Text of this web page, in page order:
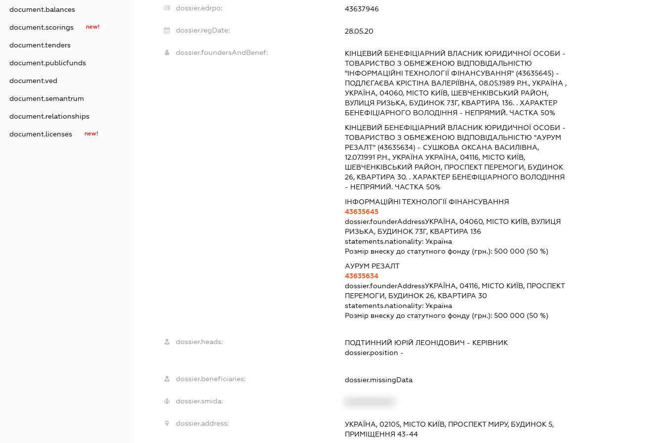
document.balances
document.scorings new!
document.tenders
document.publicfunds
document.ved
document.semantrum
document.relationships
document.licenses new!
dossier.edrpo: 43637946
dossier.regDate: 28.05.20
dossier.foundersAndBenef:
КІНЦЕВИЙ БЕНЕФІЦІАРНИЙ ВЛАСНИК ЮРИДИЧНОЇ ОСОБИ -
ТОВАРИСТВО З ОБМЕЖЕНОЮ ВІДПОВІДАЛЬНІСТЮ
"ІНФОРМАЦІЙНІ ТЕХНОЛОГІЇ ФІНАНСУВАННЯ" (43635645) -
ПОДЛЄГАЄВА КРІСТІНА ВАЛЕРІЇВНА, 08.05.1989 Р.Н., УКРАЇНА ,
УКРАЇНА, 04060, МІСТО КИЇВ, ШЕВЧЕНКІВСЬКИЙ РАЙОН,
ВУЛИЦЯ РИЗЬКА, БУДИНОК 73Г, КВАРТИРА 136. . ХАРАКТЕР
БЕНЕФІЦІАРНОГО ВОЛОДІННЯ - НЕПРЯМИЙ. ЧАСТКА 50%
КІНЦЕВИЙ БЕНЕФІЦІАРНИЙ ВЛАСНИК ЮРИДИЧНОЇ ОСОБИ -
ТОВАРИСТВО З ОБМЕЖЕНОЮ ВІДПОВІДАЛЬНІСТЮ "АУРУМ
РЕЗАЛТ" (43635634) - СУШКОВА ОКСАНА ВАСИЛІВНА,
12.07.1991 Р.Н., УКРАЇНА УКРАЇНА, 04116, МІСТО КИЇВ,
ШЕВЧЕНКІВСЬКИЙ РАЙОН, ПРОСПЕКТ ПЕРЕМОГИ, БУДИНОК
26, КВАРТИРА 30. . ХАРАКТЕР БЕНЕФІЦІАРНОГО ВОЛОДІННЯ
- НЕПРЯМИЙ. ЧАСТКА 50%
ІНФОРМАЦІЙНІ ТЕХНОЛОГІЇ ФІНАНСУВАННЯ
43635645
dossier.founderAddressУКРАЇНА, 04060, МІСТО КИЇВ, ВУЛИЦЯ
РИЗЬКА, БУДИНОК 73Г, КВАРТИРА 136
statements.nationality:Україна
Розмір внеску до статутного фонду (грн.):500 000 (50 %)
АУРУМ РЕЗАЛТ
43635634
dossier.founderAddressУКРАЇНА, 04116, МІСТО КИЇВ, ПРОСПЕКТ
ПЕРЕМОГИ, БУДИНОК 26, КВАРТИРА 30
statements.nationality:Україна
Розмір внеску до статутного фонду (грн.):500 000 (50 %)
dossier.heads: ПОДТИННИЙ ЮРІЙ ЛЕОНІДОВИЧ - КЕРІВНИК
dossier.position -
dossier.beneficiaries: dossier.missingData
dossier.smida:
dossier.address:
УКРАЇНА, 02105, МІСТО КИЇВ, ПРОСПЕКТ МИРУ, БУДИНОК 5,
ПРИМІЩЕННЯ 43-44